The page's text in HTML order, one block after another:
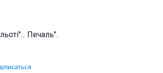
Печаль".